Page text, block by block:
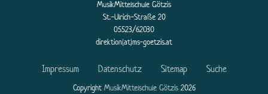
MusikMittelschule Götzis
St.-Ulrich-Straße 20
05523/62030
direktion(at)ms-goetzis.at
Impressum Datenschutz Sitemap Suche
Copyright MusikMittelschule Götzis 2026